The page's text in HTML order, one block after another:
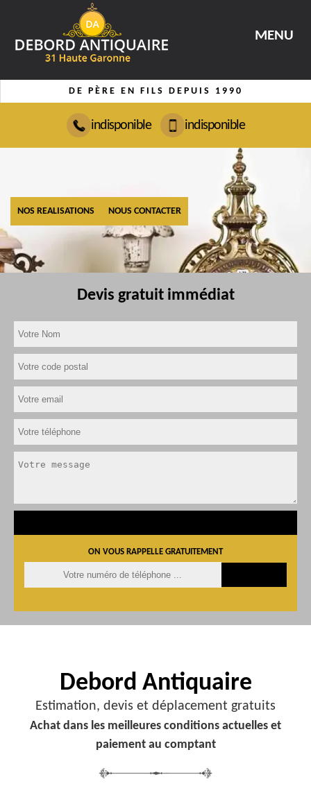
MENU
DE PÈRE EN FILS DEPUIS 1990
indisponible indisponible
NOS REALISATIONS NOUS CONTACTER
Devis gratuit immédiat
ON VOUS RAPPELLE GRATUITEMENT
Debord Antiquaire
Estimation, devis et déplacement gratuits
Achat dans les meilleures conditions actuelles et
paiement au comptant